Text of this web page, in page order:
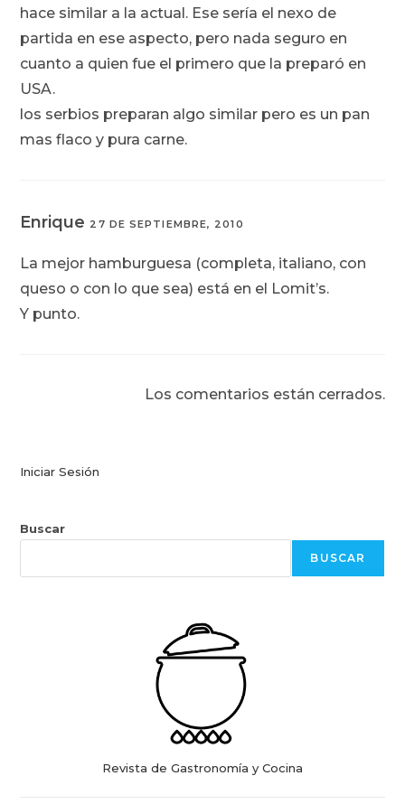
hace similar a la actual. Ese sería el nexo de
partida en ese aspecto, pero nada seguro en
cuanto a quien fue el primero que la preparó en
USA.
los serbios preparan algo similar pero es un pan
mas flaco y pura carne.
Enrique 27 DE SEPTIEMBRE, 2010
La mejor hamburguesa (completa, italiano, con
queso o con lo que sea) está en el Lomit’s.
Y punto.
Los comentarios están cerrados.
Iniciar Sesión
Buscar
BUSCAR
Revista de Gastronomía y Cocina